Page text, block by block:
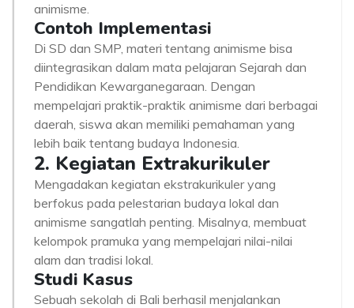
animisme.
Contoh Implementasi
Di SD dan SMP, materi tentang animisme bisa
diintegrasikan dalam mata pelajaran Sejarah dan
Pendidikan Kewarganegaraan. Dengan
mempelajari praktik-praktik animisme dari berbagai
daerah, siswa akan memiliki pemahaman yang
lebih baik tentang budaya Indonesia.
2. Kegiatan Extrakurikuler
Mengadakan kegiatan ekstrakurikuler yang
berfokus pada pelestarian budaya lokal dan
animisme sangatlah penting. Misalnya, membuat
kelompok pramuka yang mempelajari nilai-nilai
alam dan tradisi lokal.
Studi Kasus
Sebuah sekolah di Bali berhasil menjalankan